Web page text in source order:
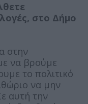
στο Δήμο
στην
να βρούμε
το πολιτικό
να μην
αυτή την